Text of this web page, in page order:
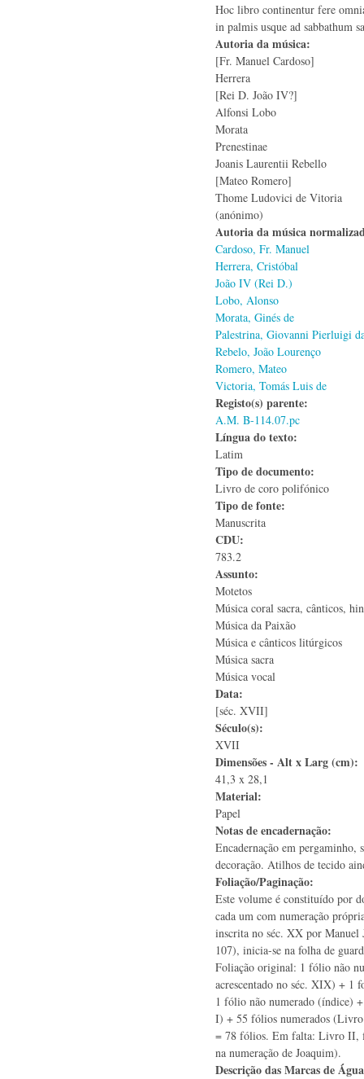
Hoc libro continentur fere
in palmis usque ad sabbathum
Autoria da música:
[Fr. Manuel Cardoso]
Herrera
[Rei D. João IV?]
Alfonsi Lobo
Morata
Prenestinae
Joanis Laurentii Rebello
[Mateo Romero]
Thome Ludovici de Vitoria
(anónimo)
Autoria da música
Cardoso, Fr. Manuel
Herrera, Cristóbal
João IV (Rei D.)
Lobo, Alonso
Morata, Ginés de
Palestrina, Giovanni Pierluigi
Rebelo, João Lourenço
Romero, Mateo
Victoria, Tomás Luis de
Registo(s) parente:
A.M. B-114.07.pc
Língua do texto:
Latim
Tipo de documento:
Livro de coro polifónico
Tipo de fonte:
Manuscrita
CDU:
783.2
Assunto:
Motetos
Música coral sacra, cânticos,
Música da Paixão
Música e cânticos litúrgicos
Música sacra
Música vocal
Data:
[séc. XVII]
Século(s):
XVII
Dimensões - Alt x Larg (cm):
41,3 x 28,1
Material:
Papel
Notas de encadernação:
Encadernação em pergaminho,
decoração. Atilhos de tecido
Foliação/Paginação:
Este volume é constituído por
cada um com numeração
inscrita no séc. XX por Manuel
107), inicia-se na folha de
Foliação original: 1 fólio não
acrescentado no séc. XIX) + 1
1 fólio não numerado (índice)
I) + 55 fólios numerados
= 78 fólios. Em falta: Livro II,
na numeração de Joaquim).
Descrição das Marcas de